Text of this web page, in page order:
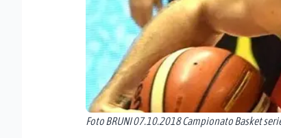
Foto BRUNI 07.10.2018 Campionato Basket